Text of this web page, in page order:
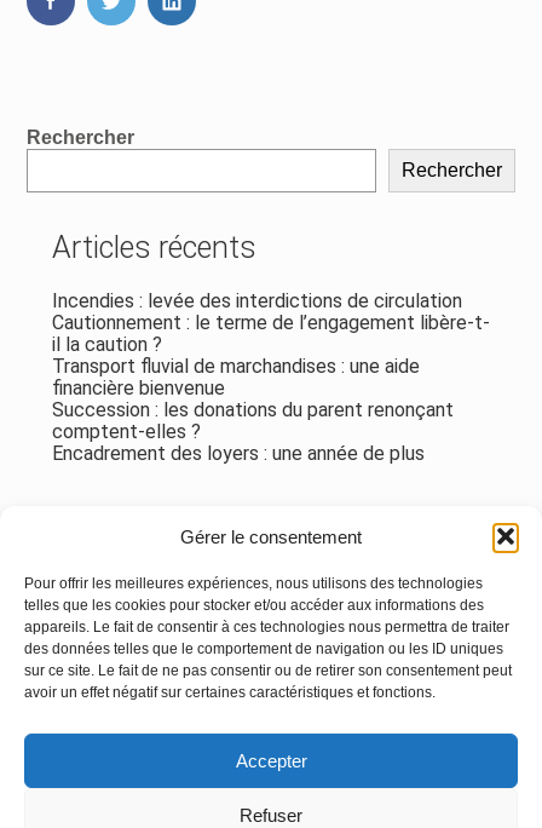
Gérer le consentement
Pour offrir les meilleures expériences, nous utilisons des technologies
telles que les cookies pour stocker et/ou accéder aux informations des
appareils. Le fait de consentir à ces technologies nous permettra de traiter
des données telles que le comportement de navigation ou les ID uniques
sur ce site. Le fait de ne pas consentir ou de retirer son consentement peut
avoir un effet négatif sur certaines caractéristiques et fonctions.
Accepter
Refuser
FaceBookTwitterLinkedIn
Blog
Rechercher
Rechercher
Articles récents
Incendies : levée des interdictions de circulation
Cautionnement : le terme de l’engagement libère-t-
il la caution ?
Transport fluvial de marchandises : une aide
financière bienvenue
Succession : les donations du parent renonçant
comptent-elles ?
Encadrement des loyers : une année de plus
Aucun commentaire à afficher.
Principale
Linkedin Instagram